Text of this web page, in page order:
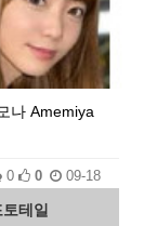
나 Amemiya
0 0 09-18
토테일